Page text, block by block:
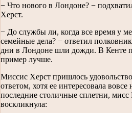
− Что нового в Лондоне? −
Херст.
− До службы ли, когда все время у
семейные дела? − ответил
дни в Лондоне шли дожди. В Кенте
пример лучше.
Миссис Херст пришлось
ответом, хотя ее интересовала вовсе
последние столичные сплетни,
воскликнула: